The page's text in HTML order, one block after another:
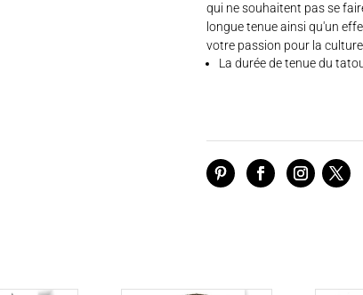
qui ne souhaitent pas se
longue tenue ainsi qu'un
votre passion pour la
La durée de tenue du